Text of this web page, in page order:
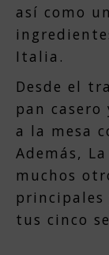
así como
Italia.
Desde el
pan
a la mesa
Además,
muchos
principales
tus cinco